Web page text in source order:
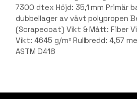
7300 dtex Höjd: 35,1 mm Primär
dubbellager av vävt polypropen
(Scrapecoat) Vikt & Mått: Fiber
Vikt: 4645 g/m² Rullbredd: 4,57
ASTM D418